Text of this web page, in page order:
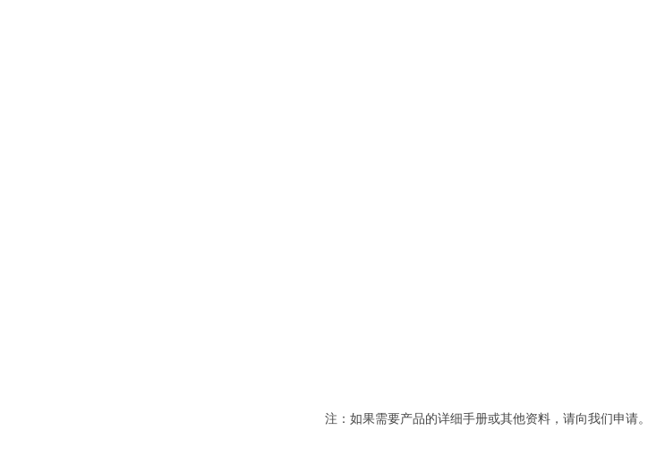
注：如果需要产品的详细手册或其他资料，请向我们申请。